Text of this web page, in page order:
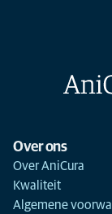
Over ons
Over AniCura
Kwaliteit
Algemene